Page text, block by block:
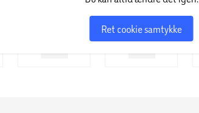
Ret cookie samtykke